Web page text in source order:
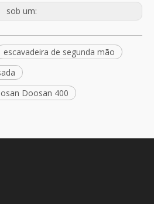
sob um:
escavadeira de segunda mão
Doosan 400